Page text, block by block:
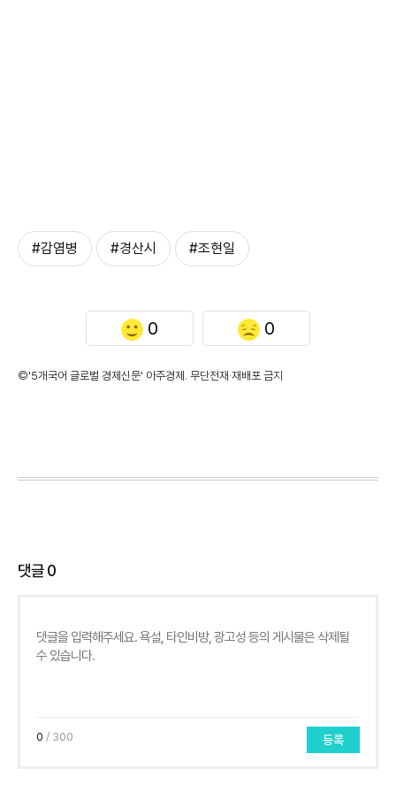
#감염병 #경산시 #조현일
0 0
©'5개국어 글로벌 경제신문' 아주경제. 무단전재·재배포 금지
댓글0
0 / 300 등록